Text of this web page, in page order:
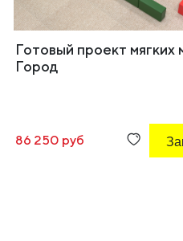
Готовый проект мягких
Город
86 250 руб